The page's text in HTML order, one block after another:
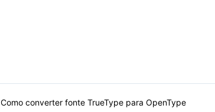
Como converter fonte TrueType para OpenType